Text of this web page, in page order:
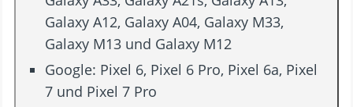
Galaxy A12, Galaxy A04, Galaxy M33,
Galaxy M13 und Galaxy M12
Google: Pixel 6, Pixel 6 Pro, Pixel 6a, Pixel
7 und Pixel 7 Pro